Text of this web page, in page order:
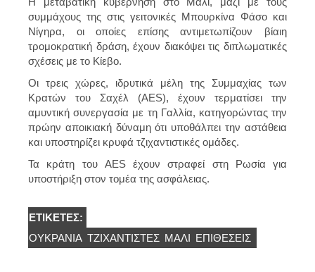
συμμάχους της στις γειτονικές Μπουρκίνα Φάσο και
Νίγηρα, οι οποίες επίσης αντιμετωπίζουν βίαιη
τρομοκρατική δράση, έχουν διακόψει τις διπλωματικές
σχέσεις με το Κίεβο.
Οι τρεις χώρες, ιδρυτικά μέλη της Συμμαχίας των
Κρατών του Σαχέλ (AES), έχουν τερματίσει την
αμυντική συνεργασία με τη Γαλλία, κατηγορώντας την
πρώην αποικιακή δύναμη ότι υποθάλπει την αστάθεια
και υποστηρίζει κρυφά τζιχαντιστικές ομάδες.
Τα κράτη του AES έχουν στραφεί στη Ρωσία για
υποστήριξη στον τομέα της ασφάλειας.
ΕΤΙΚΈΤΕΣ:
ΟΥΚΡΑΝΊΑ ΤΖΙΧΑΝΤΙΣΤΈΣ ΜΑΛΊ ΕΠΙΘΕΣΕΙΣ